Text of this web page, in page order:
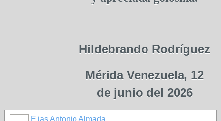
Hildebrando Rodríguez
Mérida Venezuela, 12
de junio del 2026
Elias Antonio Almada